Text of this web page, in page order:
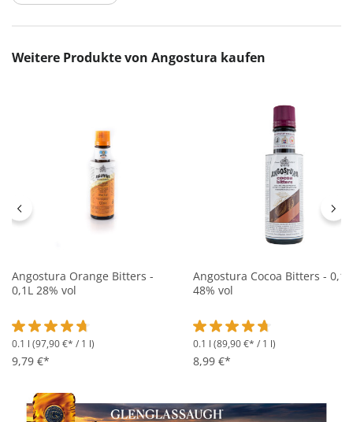
Produktgalerie überspringen
Weitere Produkte von Angostura kaufen
Angostura Orange Bitters -
0,1L 28% vol
Durchschnittliche Bewertung von 4.7 von 5 Sternen
0.1 l (97,90 €* / 1 l)
9,79 €*
Angostura Cocoa Bitters - 0,1L
48% vol
Durchschnittliche
0.1 l (89,90 €* / 1 l)
8,99 €*